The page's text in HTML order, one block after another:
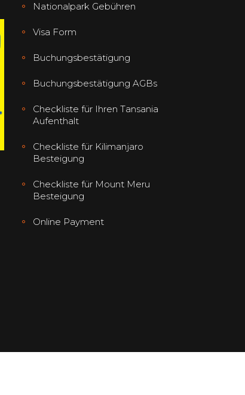
Nationalpark Gebühren
Visa Form
Buchungsbestätigung
Buchungsbestätigung AGBs
Checkliste für Ihren Tansania
Aufenthalt
Checkliste für Kilimanjaro
Besteigung
Checkliste für Mount Meru
Besteigung
Online Payment